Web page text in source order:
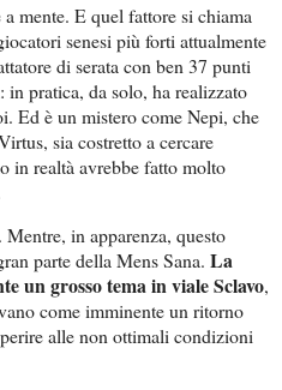
mente. E quel fattore si chiama
senesi più forti attualmente
di serata con ben 37 punti
in pratica, da solo, ha realizzato
Ed è un mistero come Nepi, che
sia costretto a cercare
in realtà avrebbe fatto molto
in apparenza, questo
parte della Mens Sana. La
un grosso tema in viale Sclavo,
come imminente un ritorno
alle non ottimali condizioni